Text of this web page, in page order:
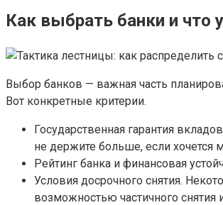
Как выбрать банки и что
Выбор банков — важная часть
Вот конкретные критерии.
Государственная гарантия
не держите больше, если хочется
Рейтинг банка и финансовая
Условия досрочного снятия.
возможностью частичного